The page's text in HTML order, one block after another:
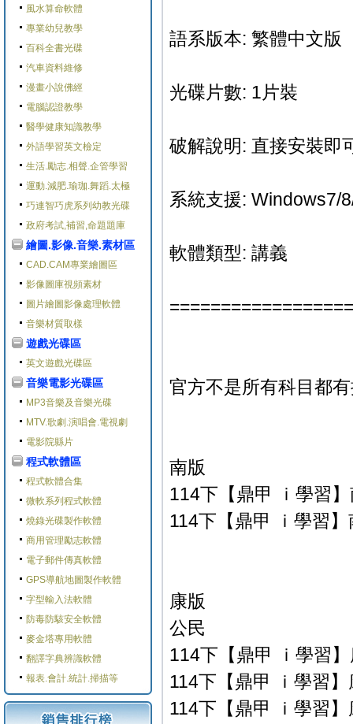
風水算命軟體
專業幼兒教學
百科全書光碟
汽車資料維修
漫畫小說佛經
電腦認證教學
醫學健康知識教學
外語學習英文檢定
生活.勵志.相聲.企管學習
運動.減肥.瑜珈.舞蹈.太極
巧連智巧虎系列幼教光碟
政府考試,補習,命題題庫
繪圖.影像.音樂.素材區
CAD.CAM專業繪圖區
影像圖庫視頻素材
圖片繪圖影像處理軟體
音樂材質取樣
遊戲光碟區
英文遊戲光碟區
音樂電影光碟區
MP3音樂及音樂光碟
MTV.歌劇.演唱會.電視劇
電影院縣片
程式軟體區
程式軟體合集
微軟系列程式軟體
燒錄光碟製作軟體
商用管理勵志軟體
電子郵件傳真軟體
GPS導航地圖製作軟體
字型輸入法軟體
防毒防駭安全軟體
麥金塔專用軟體
翻譯字典辨識軟體
報表.會計.統計.掃描等
語系版本: 繁體中文版
光碟片數: 1片裝
破解說明: 直接安裝即
系統支援: Windows7/
軟體類型: 講義
官方不是所有科目都
南版
114下【鼎甲 ｉ學習
114下【鼎甲 ｉ學習
康版
公民
114下【鼎甲 ｉ學習
114下【鼎甲 ｉ學習
114下【鼎甲 ｉ學習